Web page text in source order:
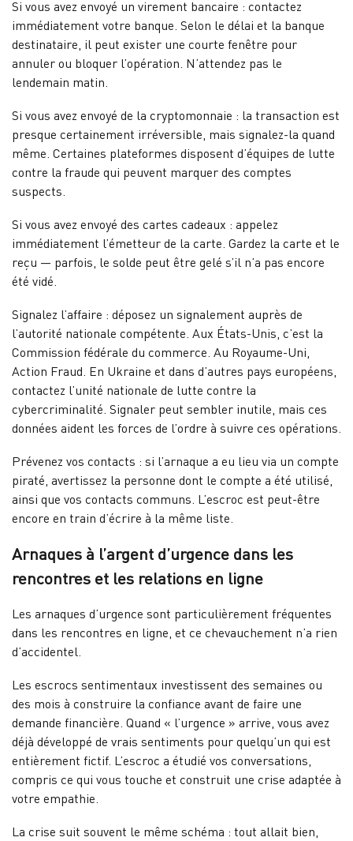
Si vous avez envoyé un virement bancaire : contactez
immédiatement votre banque. Selon le délai et la banque
destinataire, il peut exister une courte fenêtre pour
annuler ou bloquer l’opération. N’attendez pas le
lendemain matin.
Si vous avez envoyé de la cryptomonnaie : la transaction est
presque certainement irréversible, mais signalez-la quand
même. Certaines plateformes disposent d’équipes de lutte
contre la fraude qui peuvent marquer des comptes
suspects.
Si vous avez envoyé des cartes cadeaux : appelez
immédiatement l’émetteur de la carte. Gardez la carte et le
reçu — parfois, le solde peut être gelé s’il n’a pas encore
été vidé.
Signalez l’affaire : déposez un signalement auprès de
l’autorité nationale compétente. Aux États-Unis, c’est la
Commission fédérale du commerce. Au Royaume-Uni,
Action Fraud. En Ukraine et dans d’autres pays européens,
contactez l’unité nationale de lutte contre la
cybercriminalité. Signaler peut sembler inutile, mais ces
données aident les forces de l’ordre à suivre ces opérations.
Prévenez vos contacts : si l’arnaque a eu lieu via un compte
piraté, avertissez la personne dont le compte a été utilisé,
ainsi que vos contacts communs. L’escroc est peut-être
encore en train d’écrire à la même liste.
Arnaques à l’argent d’urgence dans les
rencontres et les relations en ligne
Les arnaques d’urgence sont particulièrement fréquentes
dans les rencontres en ligne, et ce chevauchement n’a rien
d’accidentel.
Les escrocs sentimentaux investissent des semaines ou
des mois à construire la confiance avant de faire une
demande financière. Quand « l’urgence » arrive, vous avez
déjà développé de vrais sentiments pour quelqu’un qui est
entièrement fictif. L’escroc a étudié vos conversations,
compris ce qui vous touche et construit une crise adaptée à
votre empathie.
La crise suit souvent le même schéma : tout allait bien,